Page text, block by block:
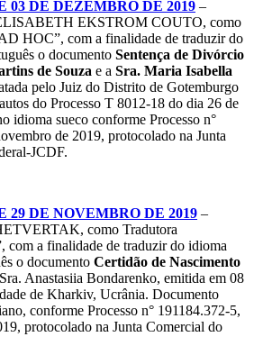
03 DE DEZEMBRO DE 2019 –
EKSTROM COUTO, como
HOC”, com a finalidade de traduzir do
o documento Sentença de Divórcio
de Souza e a Sra. Maria Isabella
pelo Juiz do Distrito de Gotemburgo
do Processo T 8012-18 do dia 26 de
idioma sueco conforme Processo n°
de 2019, protocolado na Junta
JCDF.
29 DE NOVEMBRO DE 2019 –
como Tradutora
com a finalidade de traduzir do idioma
o documento Certidão de Nascimento
Anastasiia Bondarenko, emitida em 08
de Kharkiv, Ucrânia. Documento
conforme Processo n° 191184.372-5,
protocolado na Junta Comercial do